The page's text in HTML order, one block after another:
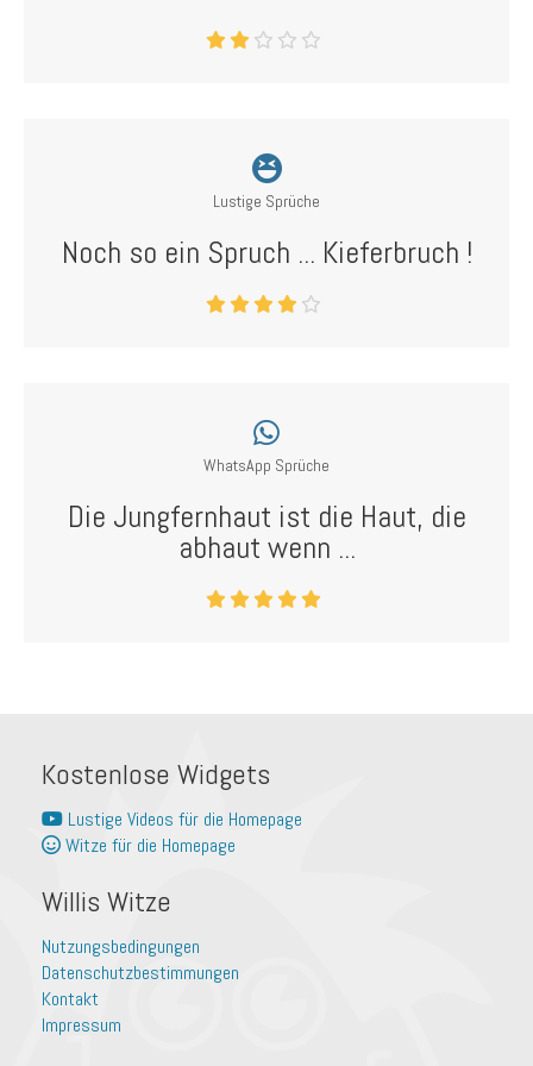
Lustige Sprüche
Noch so ein Spruch ... Kieferbruch !
WhatsApp Sprüche
Die Jungfernhaut ist die Haut, die
abhaut wenn ...
Kostenlose Widgets
Lustige Videos für die Homepage
Witze für die Homepage
Willis Witze
Nutzungsbedingungen
Datenschutzbestimmungen
Kontakt
Impressum